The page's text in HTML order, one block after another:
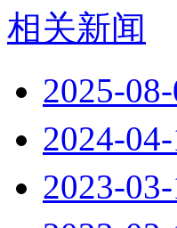
相关新闻
2025-
2024-
2023-